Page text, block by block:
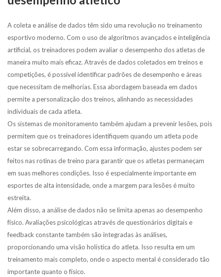
A coleta e análise de dados têm sido uma revolução no treinamento
esportivo moderno. Com o uso de algoritmos avançados e inteligência
artificial, os treinadores podem avaliar o desempenho dos atletas de
maneira muito mais eficaz. Através de dados coletados em treinos e
competições, é possível identificar padrões de desempenho e áreas
que necessitam de melhorias. Essa abordagem baseada em dados
permite a personalização dos treinos, alinhando as necessidades
individuais de cada atleta.
Os sistemas de monitoramento também ajudam a prevenir lesões, pois
permitem que os treinadores identifiquem quando um atleta pode
estar se sobrecarregando. Com essa informação, ajustes podem ser
feitos nas rotinas de treino para garantir que os atletas permaneçam
em suas melhores condições. Isso é especialmente importante em
esportes de alta intensidade, onde a margem para lesões é muito
estreita.
Além disso, a análise de dados não se limita apenas ao desempenho
físico. Avaliações psicológicas através de questionários digitais e
feedback constante também são integradas às análises,
proporcionando uma visão holística do atleta. Isso resulta em um
treinamento mais completo, onde o aspecto mental é considerado tão
importante quanto o físico.